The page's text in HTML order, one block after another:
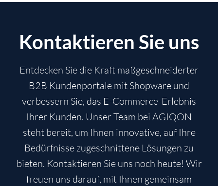
Kontaktieren Sie uns
Entdecken Sie die Kraft maßgeschneiderter
B2B Kundenportale mit Shopware und
verbessern Sie, das E-Commerce-Erlebnis
Ihrer Kunden. Unser Team bei AGIQON
steht bereit, um Ihnen innovative, auf Ihre
Bedürfnisse zugeschnittene Lösungen zu
bieten. Kontaktieren Sie uns noch heute! Wir
freuen uns darauf, mit Ihnen gemeinsam